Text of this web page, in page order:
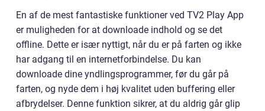
En af de mest fantastiske funktioner ved TV2 Play App
er muligheden for at downloade indhold og se det
offline. Dette er især nyttigt, når du er på farten og ikke
har adgang til en internetforbindelse. Du kan
downloade dine yndlingsprogrammer, før du går på
farten, og nyde dem i høj kvalitet uden buffering eller
afbrydelser. Denne funktion sikrer, at du aldrig går glip